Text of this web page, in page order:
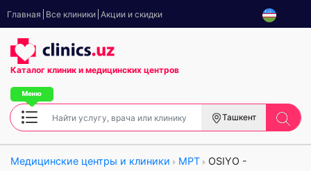
Главная Все клиники Акции и скидки
Каталог клиник и медицинских центров
Ташкент
Медицинские центры и клиники МРТ
OSIYO -